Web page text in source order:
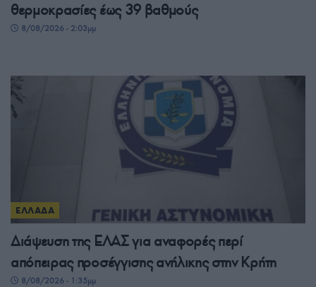
θερμοκρασίες έως 39 βαθμούς
8/08/2026 - 2:03μμ
ΕΛΛΑΔΑ
Διάψευση της ΕΛΑΣ για αναφορές περί
απόπειρας προσέγγισης ανήλικης στην Κρήτη
8/08/2026 - 1:35μμ